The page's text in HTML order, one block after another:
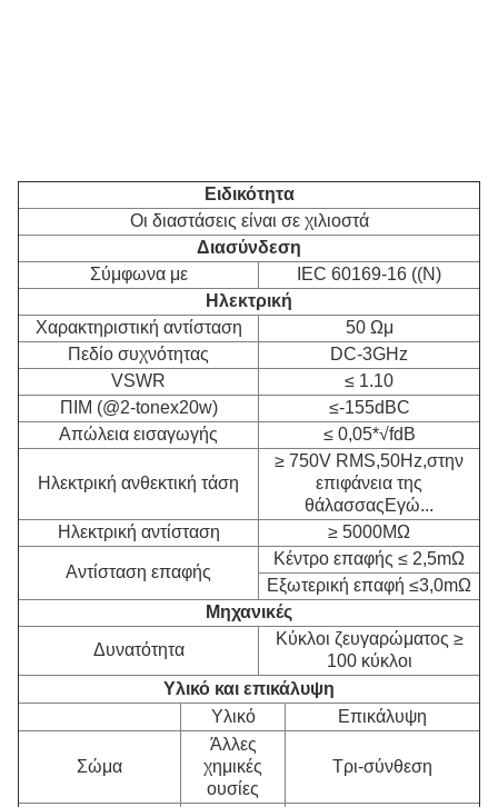
Ειδικότητα
Οι διαστάσεις είναι σε χιλιοστά
Διασύνδεση
Σύμφωνα με
IEC 60169-16 ((N)
Ηλεκτρική
Χαρακτηριστική αντίσταση
50 Ωμ
Πεδίο συχνότητας
DC-3GHz
VSWR
≤ 1.10
ΠΙΜ (@2-tonex20w)
≤-155dBC
Απώλεια εισαγωγής
≤ 0,05*√fdB
Ηλεκτρική ανθεκτική τάση
≥ 750V RMS,50Hz,στην
επιφάνεια της
θάλασσαςΕγώ...
Ηλεκτρική αντίσταση
≥ 5000MΩ
Αντίσταση επαφής
Κέντρο επαφής ≤ 2,5mΩ
Εξωτερική επαφή ≤3,0mΩ
Μηχανικές
Δυνατότητα
Κύκλοι ζευγαρώματος ≥
100 κύκλοι
Υλικό και επικάλυψη
Υλικό
Επικάλυψη
Σώμα
Άλλες
χημικές
ουσίες
Τρι-σύνθεση